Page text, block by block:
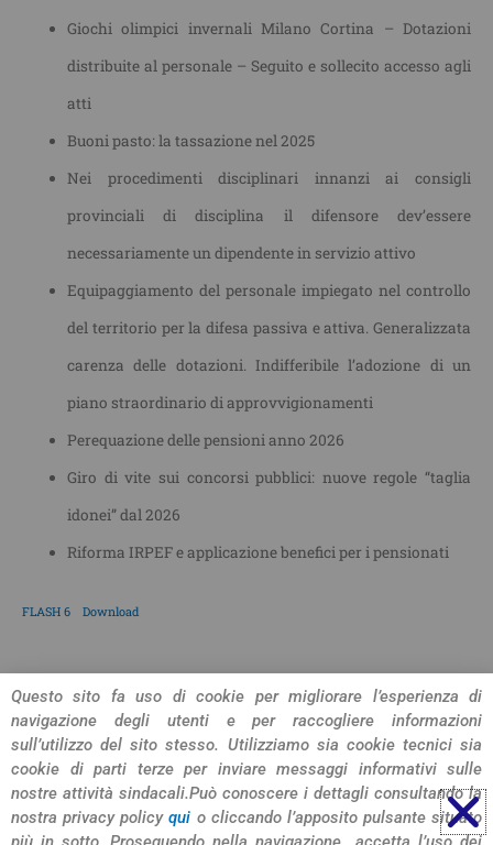
Giochi olimpici invernali Milano Cortina – Dotazioni
distribuite al personale – Seguito e sollecito accesso agli
atti
Buoni pasto: la tassazione nel 2025
Nei procedimenti disciplinari innanzi ai consigli
provinciali di disciplina il difensore dev’essere
necessariamente un dipendente in servizio attivo
Equipaggiamento del personale impiegato nel controllo
del territorio per la difesa passiva e attiva. Generalizzata
carenza delle dotazioni. Indifferibile l’adozione di un
piano straordinario di approvvigionamenti
Perequazione delle pensioni anno 2026
Giro di vite sui concorsi pubblici: nuove regole “taglia
idonei” dal 2026
Riforma IRPEF e applicazione benefici per i pensionati
FLASH 6 Download
CONDIVIDI L'ARTICOLO
Questo sito fa uso di cookie per migliorare l’esperienza di
navigazione degli utenti e per raccogliere informazioni
sull’utilizzo del sito stesso. Utilizziamo sia cookie tecnici sia
cookie di parti terze per inviare messaggi informativi sulle
nostre attività sindacali.Può conoscere i dettagli consultando la
nostra privacy policyqui o cliccando l’apposito pulsante situato